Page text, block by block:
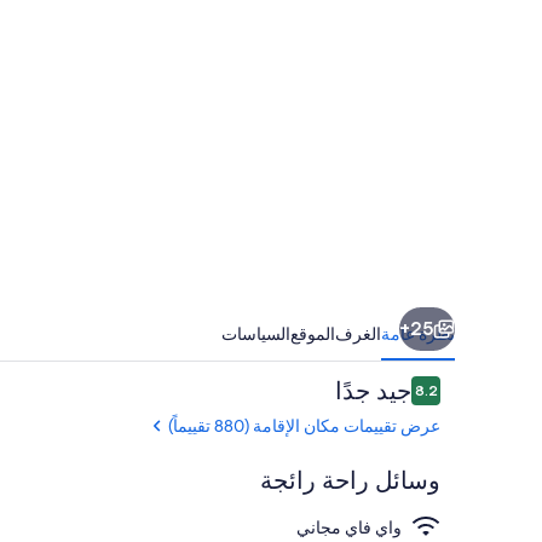
25+
نظرة عامةالغرفالموقعالسياسات
التقييمات
8.28.2 من 10جيد جدًا
عرض تقييمات مكان الإقامة (880 تقييماً)
وسائل راحة رائجة
واي فاي مجاني